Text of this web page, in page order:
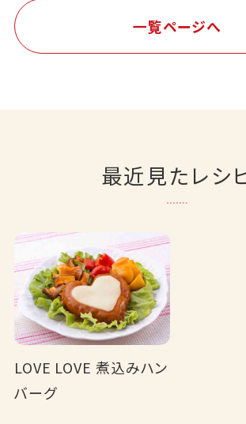
一覧ページへ
最近見たレシ
LOVE LOVE 煮込みハン
バーグ